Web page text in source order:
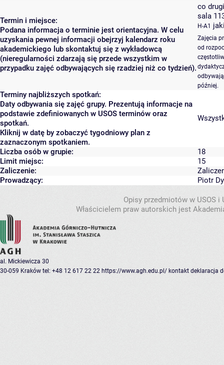
Termin i miejsce:
Podana informacja o terminie jest orientacyjna. W celu
uzyskania pewnej informacji obejrzyj kalendarz roku
akademickiego lub skontaktuj się z wykładowcą
(nieregularności zdarzają się przede wszystkim w
przypadku zajęć odbywających się rzadziej niż co tydzień).
co
sala
H-A1
Zajęcia
od
później.
Terminy najbliższych spotkań:
Daty odbywania się zajęć grupy. Prezentują informacje na
podstawie zdefiniowanych w USOS terminów oraz
spotkań.
Kliknij w datę by zobaczyć tygodniowy plan z
zaznaczonym spotkaniem.
Liczba osób w grupie:
18
Limit miejsc:
15
Zaliczenie:
Prowadzący:
Piotr
Opisy przedmiotów w USOS
Właścicielem praw autorskich jest
al. Mickiewicza 30
30-059 Kraków tel: +48 12 617 22 22 https://www.agh.edu.pl/ kontakt deklaracja